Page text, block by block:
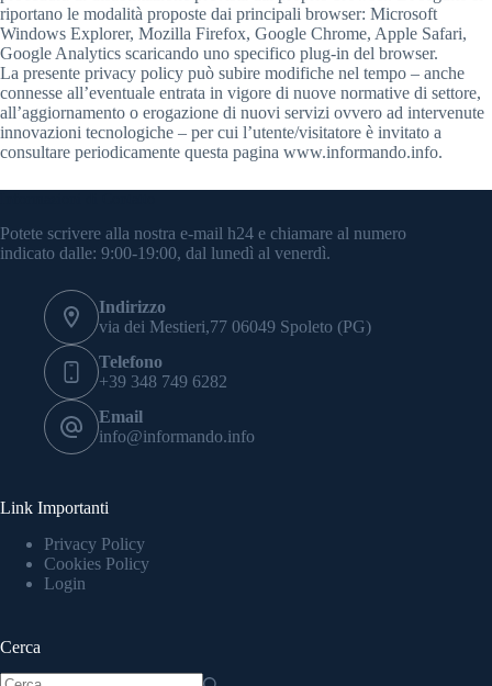
riportano le modalità proposte dai principali browser: Microsoft
Windows Explorer, Mozilla Firefox, Google Chrome, Apple Safari,
Google Analytics scaricando uno specifico plug-in del browser.
La presente privacy policy può subire modifiche nel tempo – anche
connesse all’eventuale entrata in vigore di nuove normative di settore,
all’aggiornamento o erogazione di nuovi servizi ovvero ad intervenute
innovazioni tecnologiche – per cui l’utente/visitatore è invitato a
consultare periodicamente questa pagina www.informando.info.
Potete scrivere alla nostra e-mail h24 e chiamare al numero
indicato dalle: 9:00-19:00, dal lunedì al venerdì.
Indirizzo
via dei Mestieri,77 06049 Spoleto (PG)
Telefono
+39 348 749 6282
Email
info@informando.info
Link Importanti
Privacy Policy
Cookies Policy
Login
Cerca